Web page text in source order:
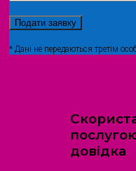
* Дані не передаються третім
довідка